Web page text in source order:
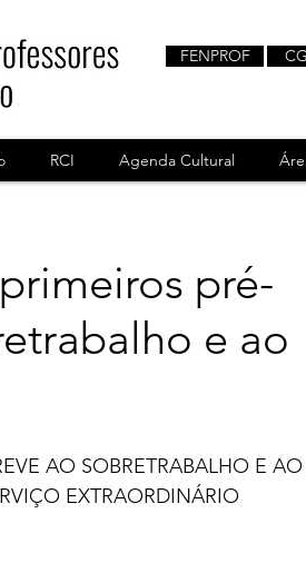
FENPROF
RCI Agenda Cultural
pré-
e ao
AO SOBRETRABALHO E AO
EXTRAORDINÁRIO